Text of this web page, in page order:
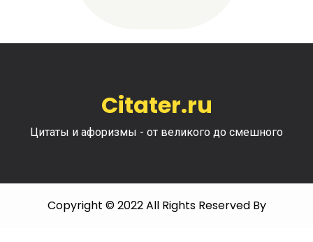
Citater.ru
Цитаты и афоризмы - от великого до смешного
Copyright © 2022 All Rights Reserved By